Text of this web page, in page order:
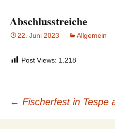
Abschlusstreiche
22. Juni 2023 Allgemein
Post Views: 1.218
Beitragsnavigation
← Fischerfest in Tespe